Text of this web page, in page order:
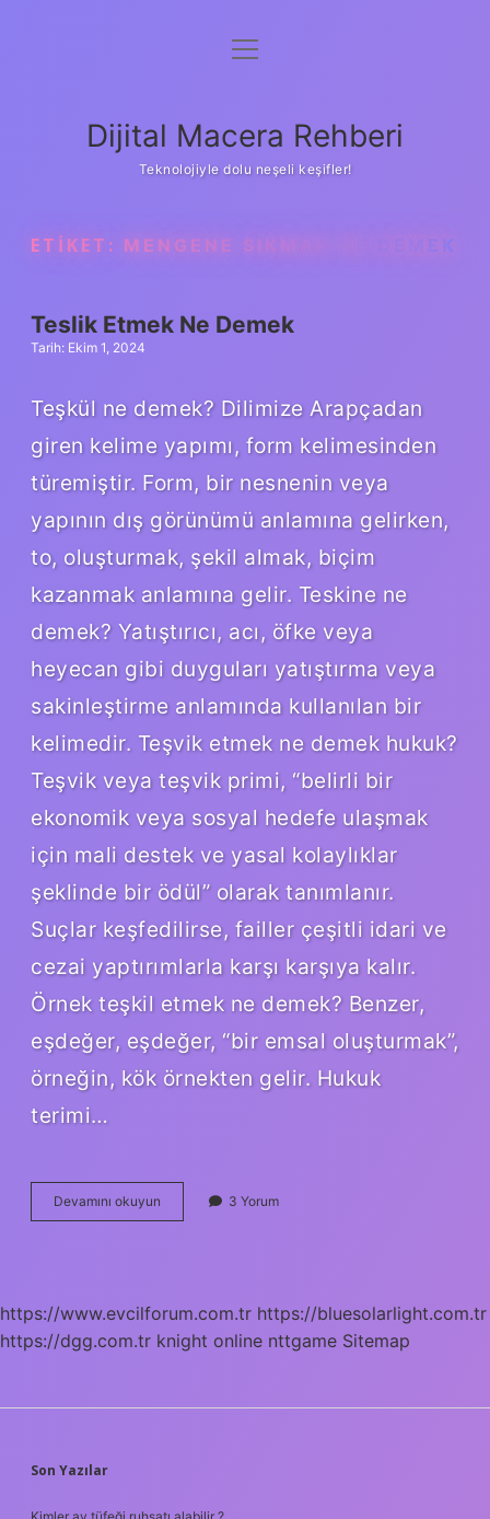
Anasayfa
Yasal Uyarı
menüyü
Dijital Macera Rehberi
Teknolojiyle dolu neşeli keşifler!
ETIKET: MENGENE SIKMAK NE DEMEK
Teslik Etmek Ne Demek
Tarih: Ekim 1, 2024
Teşkül ne demek? Dilimize Arapçadan
giren kelime yapımı, form kelimesinden
türemiştir. Form, bir nesnenin veya
yapının dış görünümü anlamına gelirken,
to, oluşturmak, şekil almak, biçim
kazanmak anlamına gelir. Teskine ne
demek? Yatıştırıcı, acı, öfke veya
heyecan gibi duyguları yatıştırma veya
sakinleştirme anlamında kullanılan bir
kelimedir. Teşvik etmek ne demek hukuk?
Teşvik veya teşvik primi, “belirli bir
ekonomik veya sosyal hedefe ulaşmak
için mali destek ve yasal kolaylıklar
şeklinde bir ödül” olarak tanımlanır.
Suçlar keşfedilirse, failler çeşitli idari ve
cezai yaptırımlarla karşı karşıya kalır.
Örnek teşkil etmek ne demek? Benzer,
eşdeğer, eşdeğer, “bir emsal oluşturmak”,
örneğin, kök örnekten gelir. Hukuk
terimi…
Devamını okuyun
Etmek
3 Yorum
https://www.evcilforum.com.tr https://bluesolarlight.com.tr
https://dgg.com.tr knight online nttgame Sitemap
SIDEBAR
Son Yazılar